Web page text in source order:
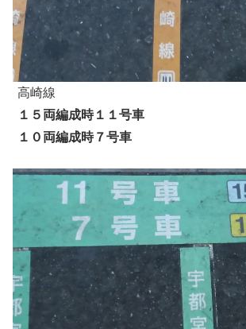
高崎線
１５両編成時１１号車
１０両編成時７号車